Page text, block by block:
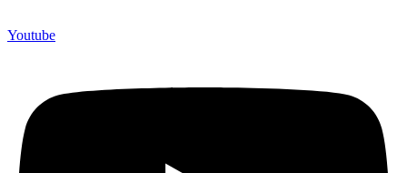
Youtube